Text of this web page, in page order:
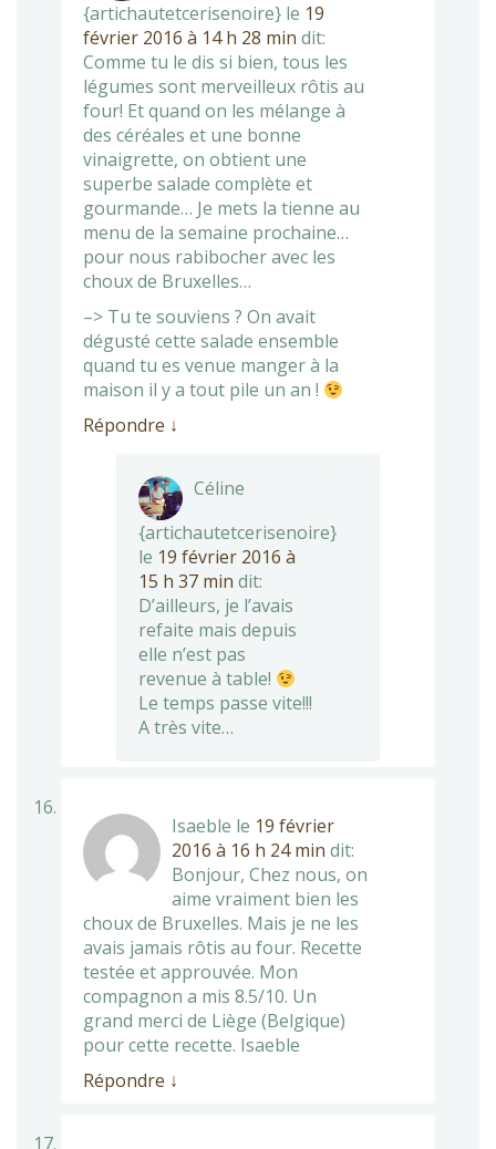
{artichautetcerisenoire} le 19
février 2016 à 14 h 28 min dit:
Comme tu le dis si bien, tous les
légumes sont merveilleux rôtis au
four! Et quand on les mélange à
des céréales et une bonne
vinaigrette, on obtient une
superbe salade complète et
gourmande… Je mets la tienne au
menu de la semaine prochaine…
pour nous rabibocher avec les
choux de Bruxelles…
–> Tu te souviens ? On avait
dégusté cette salade ensemble
quand tu es venue manger à la
maison il y a tout pile un an !
Répondre ↓
Céline
{artichautetcerisenoire}
le 19 février 2016 à
15 h 37 min dit:
D’ailleurs, je l’avais
refaite mais depuis
elle n’est pas
revenue à table!
Le temps passe vite!!!
A très vite…
Isaeble le 19 février
2016 à 16 h 24 min dit:
Bonjour, Chez nous, on
aime vraiment bien les
choux de Bruxelles. Mais je ne les
avais jamais rôtis au four. Recette
testée et approuvée. Mon
compagnon a mis 8.5/10. Un
grand merci de Liège (Belgique)
pour cette recette. Isaeble
Répondre ↓